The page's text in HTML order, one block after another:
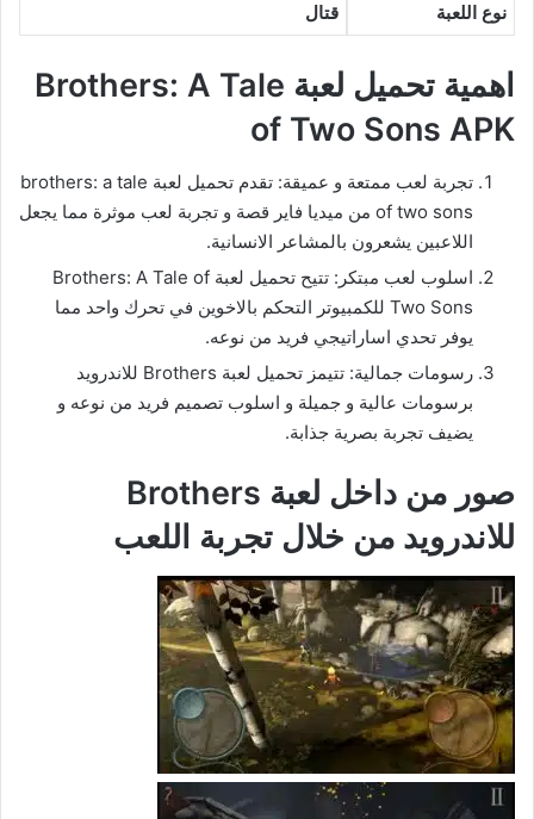
نوع اللعبة قتال
اهمية تحميل لعبة Brothers: A Tale
of Two Sons APK
تجربة لعب ممتعة و عميقة: تقدم تحميل لعبة brothers: a tale
of two sons من ميديا فاير قصة و تجربة لعب موثرة مما يجعل
اللاعبين يشعرون بالمشاعر الانسانية.
اسلوب لعب مبتكر: تتيح تحميل لعبة Brothers: A Tale of
Two Sons للكمبيوتر التحكم بالاخوين في تحرك واحد مما
يوفر تحدي اساراتيجي فريد من نوعه.
رسومات جمالية: تتيمز تحميل لعبة Brothers للاندرويد
برسومات عالية و جميلة و اسلوب تصميم فريد من نوعه و
يضيف تجربة بصرية جذابة.
صور من داخل لعبة Brothers
للاندرويد من خلال تجربة اللعب